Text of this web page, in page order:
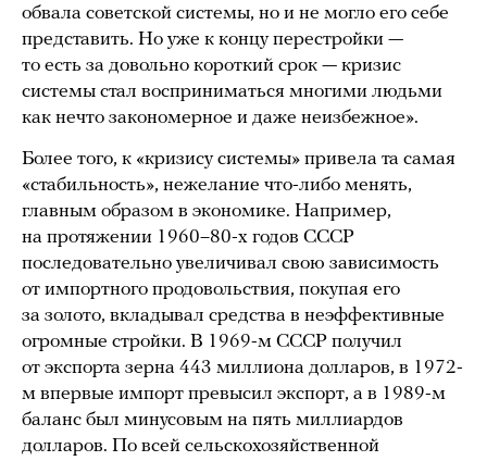
обвала советской системы, но и не могло его себе
представить. Но уже к концу перестройки —
то есть за довольно короткий срок — кризис
системы стал восприниматься многими людьми
как нечто закономерное и даже неизбежное».
Более того, к «кризису системы» привела та самая
«стабильность», нежелание что-либо менять,
главным образом в экономике. Например,
на протяжении 1960–80-х годов СССР
последовательно увеличивал свою зависимость
от импортного продовольствия, покупая его
за золото, вкладывал средства в неэффективные
огромные стройки. В 1969-м СССР получил
от экспорта зерна 443 миллиона долларов, в 1972-
м впервые импорт превысил экспорт, а в 1989-м
баланс был минусовым на пять миллиардов
долларов. По всей сельскохозяйственной